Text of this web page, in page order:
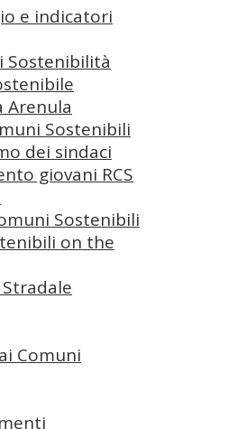
e indicatori
Sostenibilità
Arenula
Sostenibili
dei sindaci
giovani RCS
Sostenibili
on the
Comuni